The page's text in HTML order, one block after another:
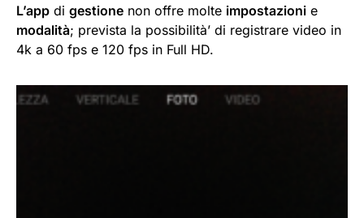
L’app di gestione non offre molte impostazioni e
modalità; prevista la possibilità’ di registrare video in
4k a 60 fps e 120 fps in Full HD.